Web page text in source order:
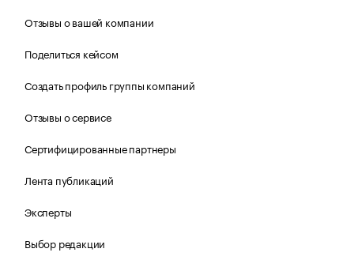
Отзывы о вашей компании
Поделиться кейсом
Создать профиль группы компаний
Отзывы о сервисе
Сертифицированные партнеры
Лента публикаций
Эксперты
Выбор редакции